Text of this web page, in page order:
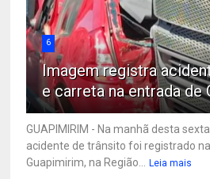
6
Imagem registra
e carreta na entrada de
GUAPIMIRIM - Na manhã desta
acidente de trânsito foi registrado
Guapimirim, na Região...
Leia mais